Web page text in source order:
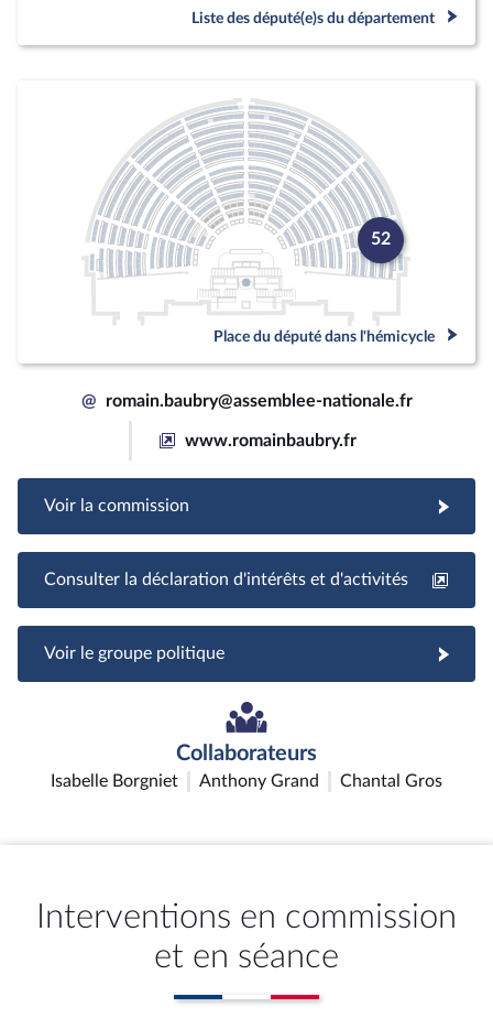
Liste des député(e)s du département
52
Place du député dans l'hémicycle
@ romain.baubry@assemblee-nationale.fr
www.romainbaubry.fr
Voir la commission
Consulter la déclaration d'intérêts et d'activités
Voir le groupe politique
Collaborateurs
Isabelle Borgniet Anthony Grand Chantal Gros
Interventions en commission
et en séance